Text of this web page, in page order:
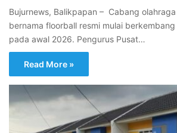
Bujurnews, Balikpapan – Cabang
bernama floorball resmi mulai
pada awal 2026. Pengurus Pusat…
Read More »